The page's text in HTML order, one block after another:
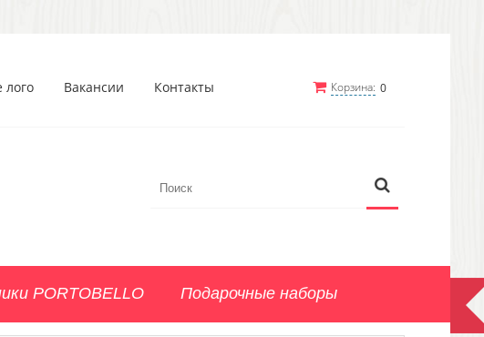
Корзина: 0
лого Вакансии Контакты
PORTOBELLO Подарочные наборы